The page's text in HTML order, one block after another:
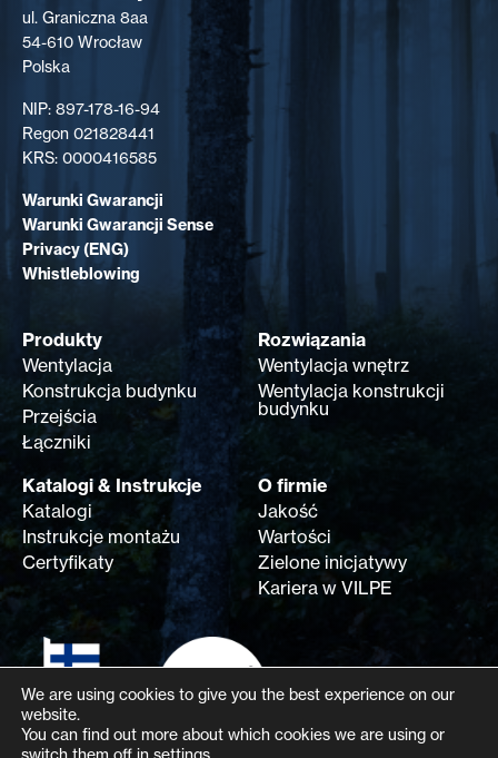
ul. Graniczna 8aa
54-610 Wrocław
Polska
NIP: 897-178-16-94
Regon 021828441
KRS: 0000416585
Warunki Gwarancji
Warunki Gwarancji Sense
Privacy (ENG)
Whistleblowing
Produkty
Wentylacja
Konstrukcja budynku
Przejścia
Łączniki
Rozwiązania
Wentylacja wnętrz
Wentylacja konstrukcji
budynku
Katalogi & Instrukcje
Katalogi
Instrukcje montażu
Certyfikaty
O firmie
Jakość
Wartości
Zielone inicjatywy
Kariera w VILPE
We are using cookies to give you the best experience on our
website.
You can find out more about which cookies we are using or
switch them off in settings